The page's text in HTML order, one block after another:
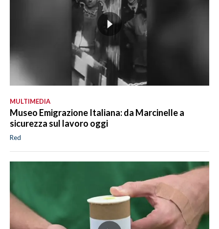
MULTIMEDIA
Museo Emigrazione Italiana: da Marcinelle a
sicurezza sul lavoro oggi
Red